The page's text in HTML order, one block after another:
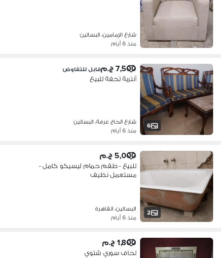
شارع الإمامين، البساتين
منذ 6 أيام
6
7,500 ج.م قابل للتفاوض
أنترية تحفة للبيع
شارع الحاج عرفة، البساتين
منذ 6 أيام
2
5,000 ج.م
للبيع - طقم حمام ليسيكو كامل -
مستعمل نظيف
البساتين، القاهرة
منذ 6 أيام
1,800 ج.م
لحاف سوري شتوي